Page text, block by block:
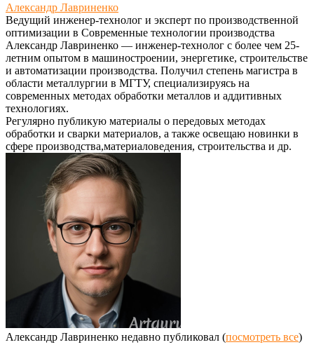
Александр Лавриненко
Ведущий инженер-технолог и эксперт по производственной
оптимизации в Современные технологии производства
Александр Лавриненко — инженер-технолог с более чем 25-
летним опытом в машиностроении, энергетике, строительстве
и автоматизации производства. Получил степень магистра в
области металлургии в МГТУ, специализируясь на
современных методах обработки металлов и аддитивных
технологиях.
Регулярно публикую материалы о передовых методах
обработки и сварки материалов, а также освещаю новинки в
сфере производства,материаловедения, строительства и др.
Александр Лавриненко недавно публиковал (посмотреть все)